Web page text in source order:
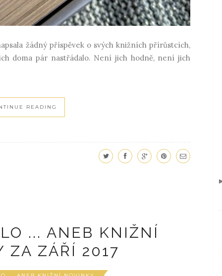
žádný příspěvek o svých knižních přírůstcích,
doma pár nastřádalo. Není jich hodně, není jich
READING
... ANEB KNIŽNÍ
ZA ZÁŘÍ 2017